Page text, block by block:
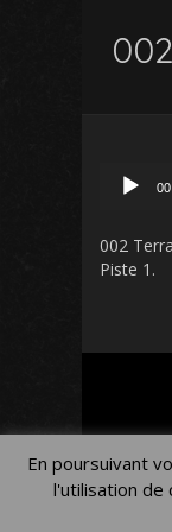
002
Piste 1.
En poursuivant
l'utilisation de